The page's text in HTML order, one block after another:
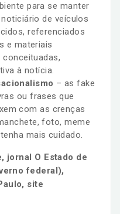
para se manter
de veículos
referenciados
e materiais
à notícia.
– as fake
ou frases que
com as crenças
foto, meme
mais cuidado.
jornal O Estado de
federal),
site